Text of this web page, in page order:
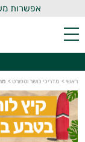
אפשרות
ראשי > מדריכי כושר וספורט >יועץ בריאות אישי AI